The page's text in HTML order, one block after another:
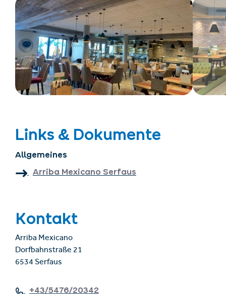
Links & Dokumente
Allgemeines
Arriba Mexicano Serfaus
Kontakt
Arriba Mexicano
Dorfbahnstraße 21
6534 Serfaus
+43/5476/20342